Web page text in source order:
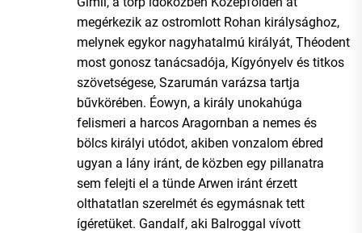
megérkezik az ostromlott Rohan királysághoz,
melynek egykor nagyhatalmú királyát, Théodent
most gonosz tanácsadója, Kígyónyelv és titkos
szövetségese, Szarumán varázsa tartja
bűvkörében. Éowyn, a király unokahúga
felismeri a harcos Aragornban a nemes és
bölcs királyi utódot, akiben vonzalom ébred
ugyan a lány iránt, de közben egy pillanatra
sem felejti el a tünde Arwen iránt érzett
olthatatlan szerelmét és egymásnak tett
ígéretüket. Gandalf, aki Balroggal vívott